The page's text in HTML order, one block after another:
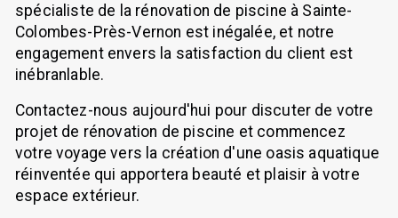
spécialiste de la rénovation de piscine à Sainte-
Colombes-Près-Vernon est inégalée, et notre
engagement envers la satisfaction du client est
inébranlable.
Contactez-nous aujourd'hui pour discuter de votre
projet de rénovation de piscine et commencez
votre voyage vers la création d'une oasis aquatique
réinventée qui apportera beauté et plaisir à votre
espace extérieur.